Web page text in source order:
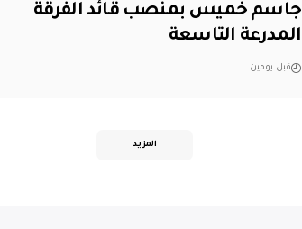
جاسم خميس بمنصب قائد الفرقة
المدرعة التاسعة
قبل يومين
المزيد